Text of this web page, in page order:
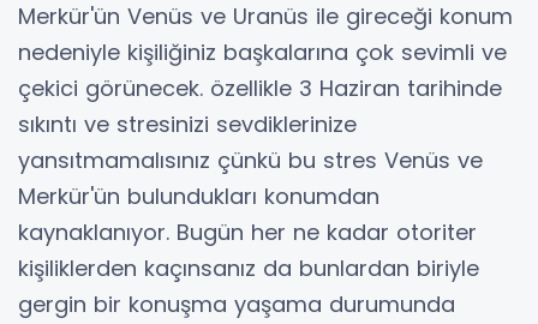
Merkür'ün Venüs ve Uranüs ile gireceği konum
nedeniyle kişiliğiniz başkalarına çok sevimli ve
çekici görünecek. özellikle 3 Haziran tarihinde
sıkıntı ve stresinizi sevdiklerinize
yansıtmamalısınız çünkü bu stres Venüs ve
Merkür'ün bulundukları konumdan
kaynaklanıyor. Bugün her ne kadar otoriter
kişiliklerden kaçınsanız da bunlardan biriyle
gergin bir konuşma yaşama durumunda